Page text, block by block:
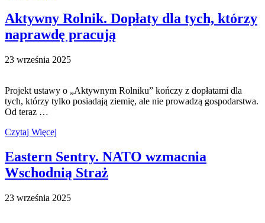
Aktywny Rolnik. Dopłaty dla tych, którzy
naprawdę pracują
23 września 2025
Projekt ustawy o „Aktywnym Rolniku” kończy z dopłatami dla
tych, którzy tylko posiadają ziemię, ale nie prowadzą gospodarstwa.
Od teraz …
Czytaj Więcej
Eastern Sentry. NATO wzmacnia
Wschodnią Straż
23 września 2025